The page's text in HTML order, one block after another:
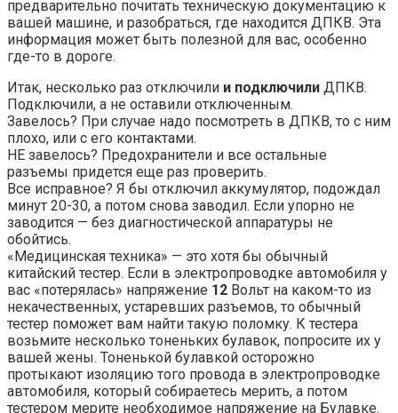
предварительно почитать техническую документацию к
вашей машине, и разобраться, где находится ДПКВ. Эта
информация может быть полезной для вас, особенно
где-то в дороге.
Итак, несколько раз отключили и подключили ДПКВ.
Подключили, а не оставили отключенным.
Завелось? При случае надо посмотреть в ДПКВ, то с ним
плохо, или с его контактами.
НЕ завелось? Предохранители и все остальные
разъемы придется еще раз проверить.
Все исправное? Я бы отключил аккумулятор, подождал
минут 20-30, а потом снова заводил. Если упорно не
заводится — без диагностической аппаратуры не
обойтись.
«Медицинская техника» — это хотя бы обычный
китайский тестер. Если в электропроводке автомобиля у
вас «потерялась» напряжение 12 Вольт на каком-то из
некачественных, устаревших разъемов, то обычный
тестер поможет вам найти такую поломку. К тестера
возьмите несколько тоненьких булавок, попросите их у
вашей жены. Тоненькой булавкой осторожно
протыкают изоляцию того провода в электропроводке
автомобиля, который собираетесь мерить, а потом
тестером мерите необходимое напряжение на Булавке.